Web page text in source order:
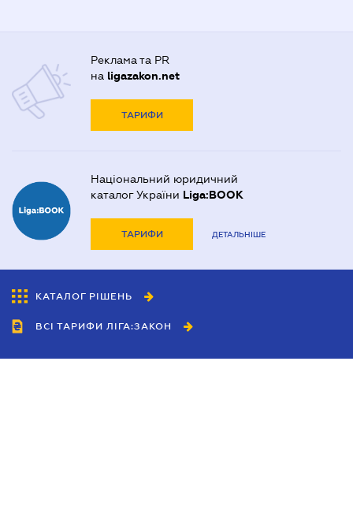
Реклама та PR
на ligazakon.net
ТАРИФИ
Національний юридичний
каталог України Liga:BOOK
ТАРИФИ ДЕТАЛЬНІШЕ
КАТАЛОГ РІШЕНЬ
ВСІ ТАРИФИ ЛІГА:ЗАКОН